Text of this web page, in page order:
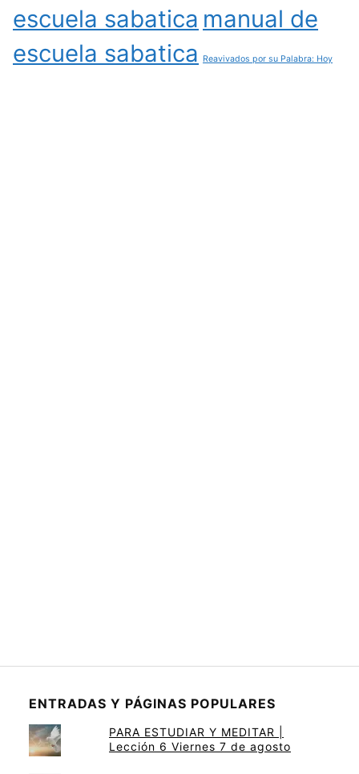
escuela sabatica manual de
escuela sabatica
Reavivados por su Palabra: Hoy
ENTRADAS Y PÁGINAS POPULARES
PARA ESTUDIAR Y MEDITAR |
Lección 6 Viernes 7 de agosto